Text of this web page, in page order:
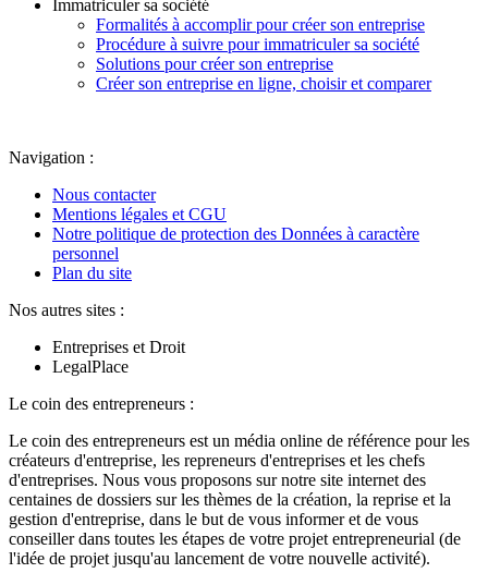
Immatriculer sa société
Formalités à accomplir pour créer son entreprise
Procédure à suivre pour immatriculer sa société
Solutions pour créer son entreprise
Créer son entreprise en ligne, choisir et comparer
Navigation :
Nous contacter
Mentions légales et CGU
Notre politique de protection des Données à caractère
personnel
Plan du site
Nos autres sites :
Entreprises et Droit
LegalPlace
Le coin des entrepreneurs :
Le coin des entrepreneurs est un média online de référence pour les
créateurs d'entreprise, les repreneurs d'entreprises et les chefs
d'entreprises. Nous vous proposons sur notre site internet des
centaines de dossiers sur les thèmes de la création, la reprise et la
gestion d'entreprise, dans le but de vous informer et de vous
conseiller dans toutes les étapes de votre projet entrepreneurial (de
l'idée de projet jusqu'au lancement de votre nouvelle activité).